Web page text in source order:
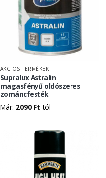
AKCIÓS TERMÉKEK
Supralux Astralin
magasfényű oldószeres
zománcfesték
Már: 2090 Ft-tól